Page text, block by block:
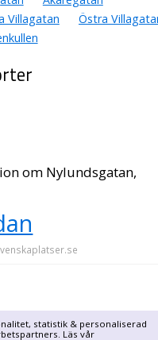
statistik & personaliserad
Läs vår
Villagatan
Östra
om Nylundsgatan,